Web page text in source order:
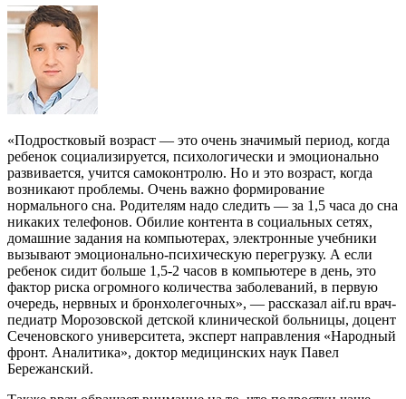
«Подростковый возраст — это очень значимый период, когда
ребенок социализируется, психологически и эмоционально
развивается, учится самоконтролю. Но и это возраст, когда
возникают проблемы. Очень важно формирование
нормального сна. Родителям надо следить — за 1,5 часа до сна
никаких телефонов. Обилие контента в социальных сетях,
домашние задания на компьютерах, электронные учебники
вызывают эмоционально-психическую перегрузку. А если
ребенок сидит больше 1,5-2 часов в компьютере в день, это
фактор риска огромного количества заболеваний, в первую
очередь, нервных и бронхолегочных», — рассказал aif.ru врач-
педиатр Морозовской детской клинической больницы, доцент
Сеченовского университета, эксперт направления «Народный
фронт. Аналитика», доктор медицинских наук Павел
Бережанский.